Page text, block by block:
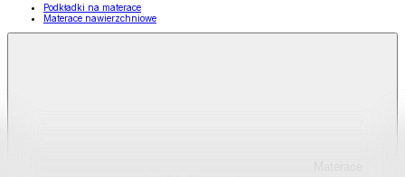
Podkładki na materace
Materace nawierzchniowe